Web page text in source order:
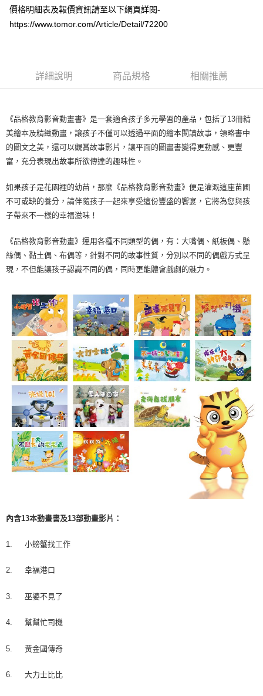
中國信託商業銀行
台灣樂天信用卡公司
Google Pay
全盈+PAY
運送方式
每筆NT$60，滿NT$490(含以上)免運費
7-11取貨付款
每筆NT$60，滿NT$490(含以上)免運費
每筆NT$85，滿NT$490(含以上)免運費
郵局
價格明細表及報價資訊請至以下網頁詳閱-
https://www.tomor.com/Article/Detail/72200
詳細說明 商品規格 相關推薦
《品格教育影音動畫書》是一套適合孩子多元學習的產品，包括了13冊精
美繪本及精緻動畫，讓孩子不僅可以透過平面的繪本閱讀故事，領略書中
的圖文之美，還可以觀賞故事影片，讓平面的圖畫書變得更動感、更豐
富，充分表現出故事所欲傳達的趣味性。
如果孩子是花園裡的幼苗，那麼《品格教育影音動畫》便是灌溉這座苗圃
不可或缺的養分，請伴隨孩子一起來享受這份豐盛的饗宴，它將為您與孩
子帶來不一樣的幸福滋味！
《品格教育影音動畫》運用各種不同類型的偶，有：大嘴偶、紙板偶、懸
絲偶、黏土偶、布偶等，針對不同的故事性質，分別以不同的偶戲方式呈
現，不但能讓孩子認識不同的偶，同時更能體會戲劇的魅力。
內含13本動畫書及13部動畫影片：
1. 小螃蟹找工作
2. 幸福港口
3. 巫婆不見了
4. 幫幫忙司機
5. 黃金國傳奇
6. 大力士比比